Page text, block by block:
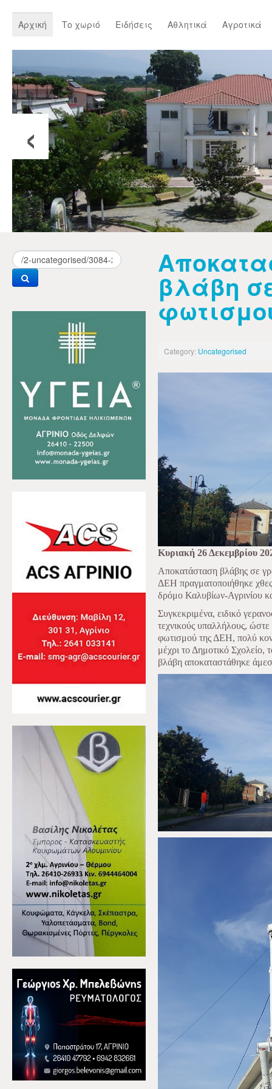
Αρχική Το χωριό Ειδήσεις Αθλητικά Αγροτικά
‹
βλάβη
Category: Uncategorised
Κυριακή 26 Δεκεμβρίου
Αποκατάσταση βλάβης σε
ΔΕΗ πραγματοποιήθηκε
δρόμο Καλυβίων-Αγρινίου
Συγκεκριμένα, ειδικό
τεχνικούς υπαλλήλους,
φωτισμού της ΔΕΗ, πολύ
μέχρι το Δημοτικό Σχολείο,
βλάβη αποκαταστάθηκε